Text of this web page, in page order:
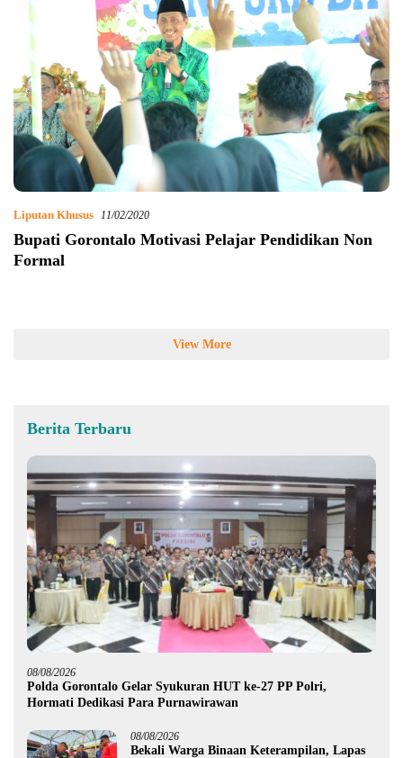
Liputan Khusus 11/02/2020
Bupati Gorontalo Motivasi Pelajar Pendidikan Non
Formal
View More
Berita Terbaru
08/08/2026
Polda Gorontalo Gelar Syukuran HUT ke-27 PP Polri,
Hormati Dedikasi Para Purnawirawan
08/08/2026
Bekali Warga Binaan Keterampilan, Lapas